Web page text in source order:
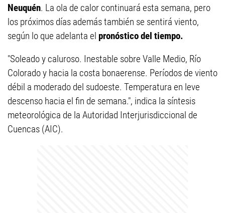
Neuquén. La ola de calor continuará esta semana, pero
los próximos días además también se sentirá viento,
según lo que adelanta el pronóstico del tiempo.
"Soleado y caluroso. Inestable sobre Valle Medio, Río
Colorado y hacia la costa bonaerense. Períodos de viento
débil a moderado del sudoeste. Temperatura en leve
descenso hacia el fin de semana.", indica la síntesis
meteorológica de la Autoridad Interjurisdiccional de
Cuencas (AIC).